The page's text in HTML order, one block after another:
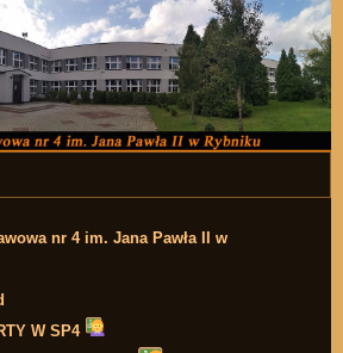
Przejdź do zawartości
nr 4 im. Jana Pawła II w
W SP4